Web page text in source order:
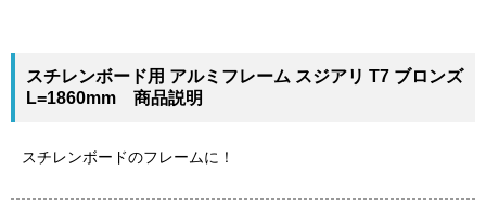
スチレンボード用 アルミフレーム スジアリ T7 ブロンズ
L=1860mm 商品説明
スチレンボードのフレームに！